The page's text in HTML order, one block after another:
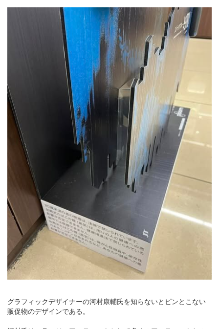
グラフィックデザイナーの河村康輔氏を知らないとピンとこない
販促物のデザインである。